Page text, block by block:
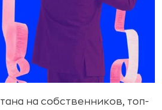
на собственников, топ-